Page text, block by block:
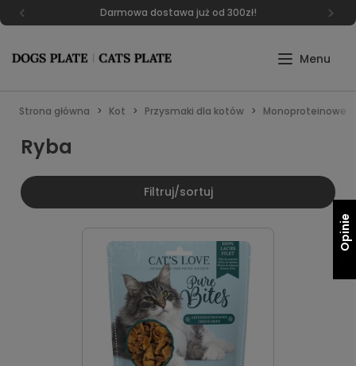
Darmowa dostawa już od 300zł!
Strona główna Kot Przysmaki dla kotów Monoproteinowe
Ryba
Filtruj/sortuj
Opinie